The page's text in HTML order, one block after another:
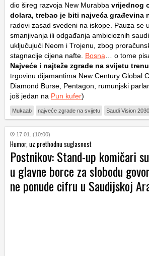
dio šireg razvoja New Murabba vrijednog
dolara, trebao je biti najveća građevina
radovi zasad svedeni na iskope. Pauza se
smanjivanja ili odgađanja ambicioznih
uključujući Neom i Trojenu, zbog
stagnacije cijena nafte. Bosna … o tome
Najveće i najteže zgrade na svijetu
trgovinu dijamantima New Century Global
Diamond Burse, Pentagon, rumunjski
još jedan na Pun kufer)
Mukaab najveće zgrade na svijetu Saudi Vision 2030
17.01. (10:00)
Humor, uz prethodnu suglasnost
Postnikov: Stand-up komičari
u glavne borce za slobodu
ne ponude cifru u Saudijskoj